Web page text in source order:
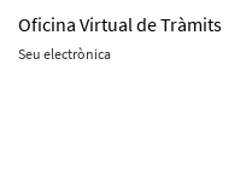
Oficina Virtual de Tràmits
Seu electrònica